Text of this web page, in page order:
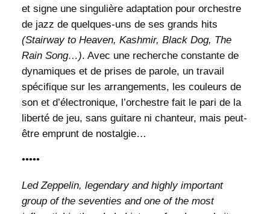
et signe une singulière adaptation pour orchestre
de jazz de quelques-uns de ses grands hits
(Stairway to Heaven, Kashmir, Black Dog, The
Rain Song…). Avec une recherche constante de
dynamiques et de prises de parole, un travail
spécifique sur les arrangements, les couleurs de
son et d’électronique, l’orchestre fait le pari de la
liberté de jeu, sans guitare ni chanteur, mais peut-
être emprunt de nostalgie…
•••••
Led Zeppelin, legendary and highly important
group of the seventies and one of the most